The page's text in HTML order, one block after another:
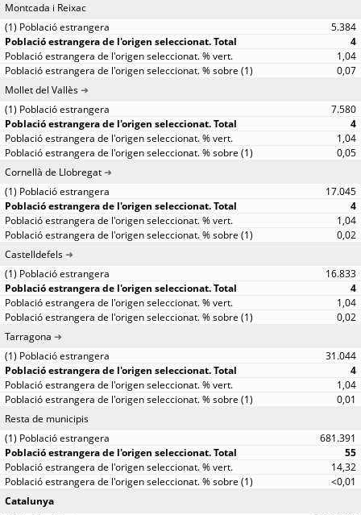
Montcada i Reixac
5.384
4
1,04
0,07
Mollet del Vallès
7.580
4
1,04
0,05
Cornellà de Llobregat
17.045
4
1,04
0,02
Castelldefels
16.833
4
1,04
0,02
Tarragona
31.044
4
1,04
0,01
Resta de municipis
681.391
55
14,32
<0,01
Catalunya